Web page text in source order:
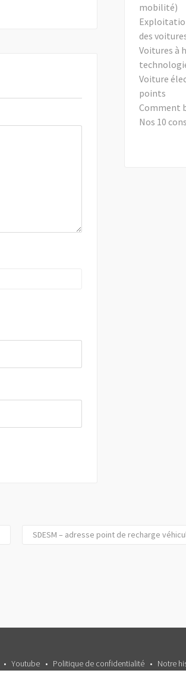
mobilité)
des
Voitures à
Voiture
points
Comment
Nos 10
SDESM – adresse point de recharge
Youtube Politique de confidentialité Notre